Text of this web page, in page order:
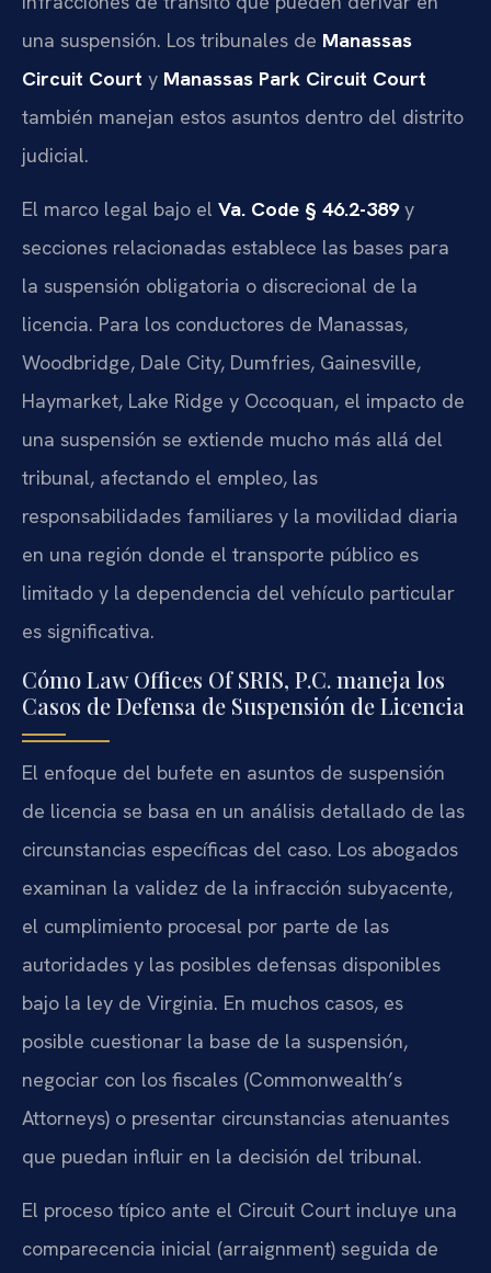
una suspensión. Los tribunales de Manassas
Circuit Court y Manassas Park Circuit Court
también manejan estos asuntos dentro del distrito
judicial.
El marco legal bajo el Va. Code § 46.2-389y
secciones relacionadas establece las bases para
la suspensión obligatoria o discrecional de la
licencia. Para los conductores de Manassas,
Woodbridge, Dale City, Dumfries, Gainesville,
Haymarket, Lake Ridge y Occoquan, el impacto de
una suspensión se extiende mucho más allá del
tribunal, afectando el empleo, las
responsabilidades familiares y la movilidad diaria
en una región donde el transporte público es
limitado y la dependencia del vehículo particular
es significativa.
Cómo Law Offices Of SRIS, P.C. maneja los
Casos de Defensa de Suspensión de Licencia
El enfoque del bufete en asuntos de suspensión
de licencia se basa en un análisis detallado de las
circunstancias específicas del caso. Los abogados
examinan la validez de la infracción subyacente,
el cumplimiento procesal por parte de las
autoridades y las posibles defensas disponibles
bajo la ley de Virginia. En muchos casos, es
posible cuestionar la base de la suspensión,
negociar con los fiscales (Commonwealth’s
Attorneys) o presentar circunstancias atenuantes
que puedan influir en la decisión del tribunal.
El proceso típico ante el Circuit Court incluye una
comparecencia inicial (arraignment) seguida de